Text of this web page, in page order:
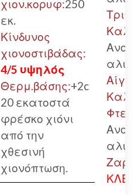
χιον.κορυφ:250
εκ.
Κίνδυνος
χιονοστιβάδας:
4/5 υψηλός
Θερμ.βάσης:+2c
20 εκατοστά
φρέσκο χιόνι
από την
χθεσινή
χιονόπτωση.